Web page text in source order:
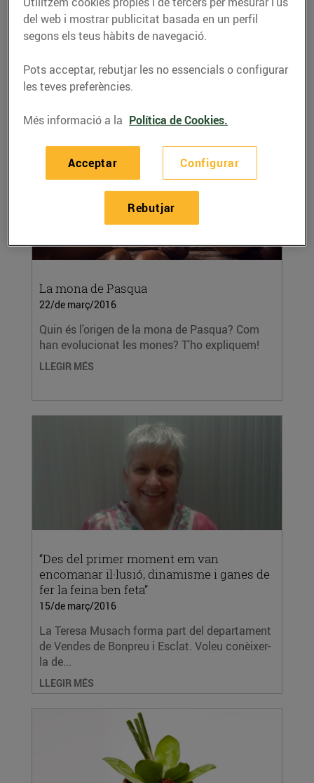
Bacallà al pil pil d'olives negres
23/de març/2016
aquesta recepta t'encantarà!
LLEGIR MÉS
La mona de Pasqua
22/de març/2016
Quin és l'origen de la mona de Pasqua? Com
han evolucionat les mones? T'ho expliquem!
LLEGIR MÉS
“Des del primer moment em van
encomanar il·lusió, dinamisme i ganes de
fer la feina ben feta”
15/de març/2016
La Teresa Musach forma part del departament
de Vendes de Bonpreu i Esclat. Voleu conèixer-
la de...
LLEGIR MÉS
del web i mostrar publicitat basada en un perfil
segons els teus hàbits de navegació.
Pots acceptar, rebutjar les no essencials o configurar
les teves preferències.
Més informació a la Política de Cookies.
Configurar
Rebutjar
Acceptar